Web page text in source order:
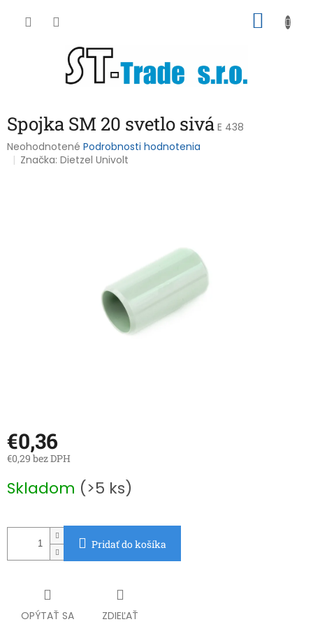
Spojka SM 20 svetlo sivá E 438
Priemerné
hodnotenie
Neohodnotené Podrobnosti hodnotenia
Značka:Dietzel Univolt
€0,36
€0,29 bez DPH
cena:
Skladom (>5 ks)
Pridať do košíka
OPÝTAŤ SA ZDIEĽAŤ